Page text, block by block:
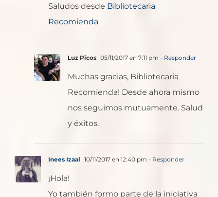
Saludos desde Bibliotecaria
Recomienda
Luz Picos 05/11/2017 en 7:11 pm - Responder
Muchas gracias, Bibliotecaria
Recomienda! Desde ahora mismo
nos seguimos mutuamente. Salud
y éxitos.
Inees Izaal 10/11/2017 en 12:40 pm - Responder
¡Hola!
Yo también formo parte de la iniciativa